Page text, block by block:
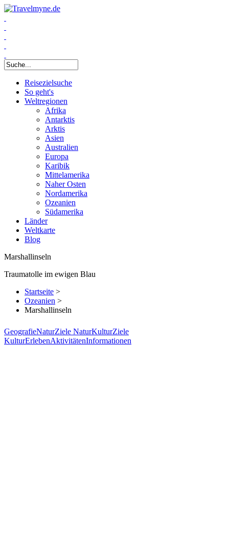
Suchformular
Reisezielsuche
So geht's
Weltregionen
Afrika
Antarktis
Arktis
Asien
Australien
Europa
Karibik
Mittelamerika
Naher Osten
Nordamerika
Ozeanien
Südamerika
Länder
Weltkarte
Blog
Marshallinseln
Traumatolle im ewigen Blau
Startseite >
Ozeanien >
Marshallinseln
GeografieNaturZiele NaturKulturZiele
KulturErlebenAktivitätenInformationen